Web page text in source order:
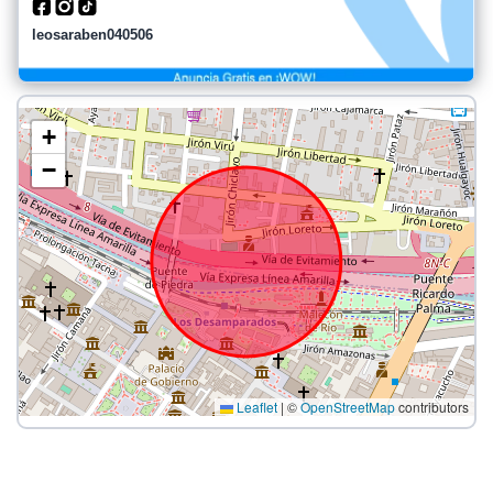
leosaraben040506
+
−
Leaflet | ©OpenStreetMapcontributors